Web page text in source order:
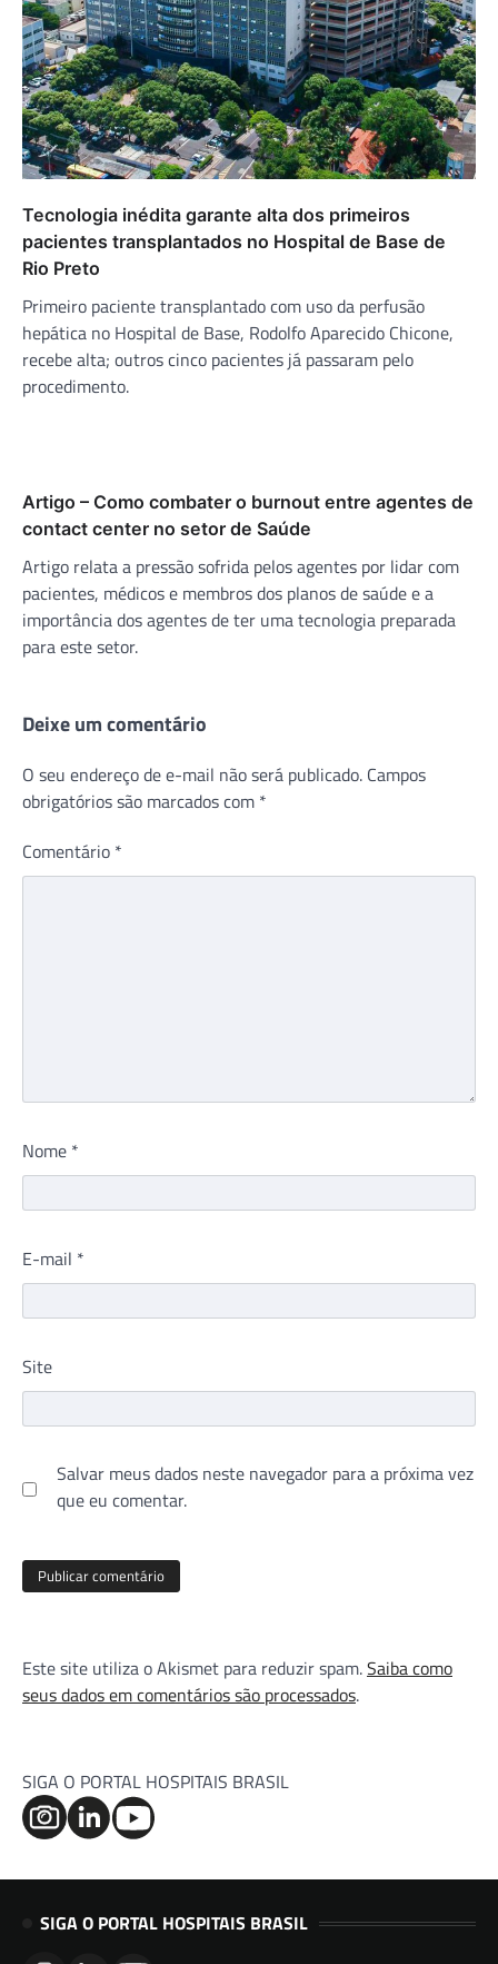
Tecnologia inédita garante alta dos primeiros
pacientes transplantados no Hospital de Base de
Rio Preto
Primeiro paciente transplantado com uso da perfusão
hepática no Hospital de Base, Rodolfo Aparecido Chicone,
recebe alta; outros cinco pacientes já passaram pelo
procedimento.
Artigo – Como combater o burnout entre agentes de
contact center no setor de Saúde
Artigo relata a pressão sofrida pelos agentes por lidar com
pacientes, médicos e membros dos planos de saúde e a
importância dos agentes de ter uma tecnologia preparada
para este setor.
Deixe um comentário
O seu endereço de e-mail não será publicado. Campos
obrigatórios são marcados com *
Comentário *
Nome *
E-mail *
Site
Salvar meus dados neste navegador para a próxima vez
que eu comentar.
Este site utiliza o Akismet para reduzir spam.Saiba como
seus dados em comentários são processados.
SIGA O PORTAL HOSPITAIS BRASIL
SIGA O PORTAL HOSPITAIS BRASIL